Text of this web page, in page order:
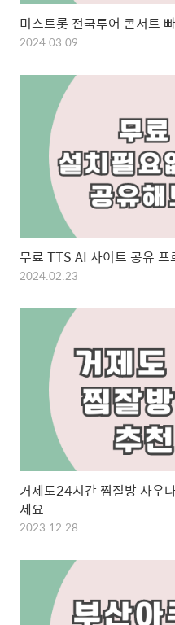
미스트롯 전국투어 콘서트
2024.03.09
무료 TTS AI 사이트 공유
2024.02.23
거제도24시간 찜질방 사우
세요
2023.12.28